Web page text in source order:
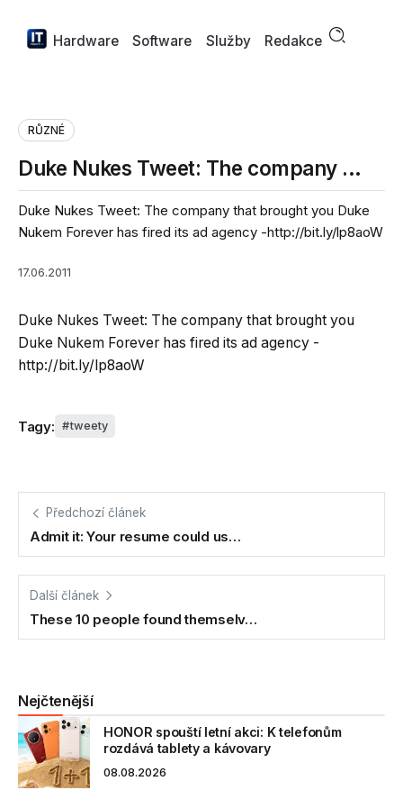
Hardware Software Služby Redakce
RŮZNÉ
Duke Nukes Tweet: The company …
Duke Nukes Tweet: The company that brought you Duke
Nukem Forever has fired its ad agency -http://bit.ly/lp8aoW
17.06.2011
Duke Nukes Tweet: The company that brought you
Duke Nukem Forever has fired its ad agency -
http://bit.ly/lp8aoW
Tagy: tweety
Předchozí článek
Admit it: Your resume could us…
Další článek
These 10 people found themselv…
Nejčtenější
HONOR spouští letní akci: K telefonům
rozdává tablety a kávovary
08.08.2026